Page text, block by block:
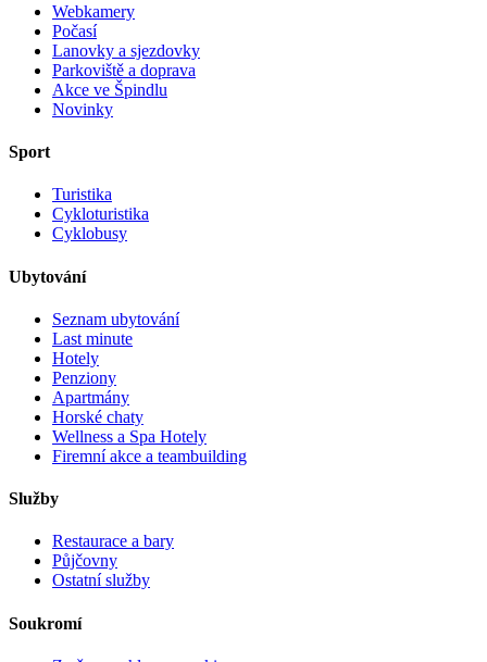
Webkamery
Počasí
Lanovky a sjezdovky
Parkoviště a doprava
Akce ve Špindlu
Novinky
Sport
Turistika
Cykloturistika
Cyklobusy
Ubytování
Seznam ubytování
Last minute
Hotely
Penziony
Apartmány
Horské chaty
Wellness a Spa Hotely
Firemní akce a teambuilding
Služby
Restaurace a bary
Půjčovny
Ostatní služby
Soukromí